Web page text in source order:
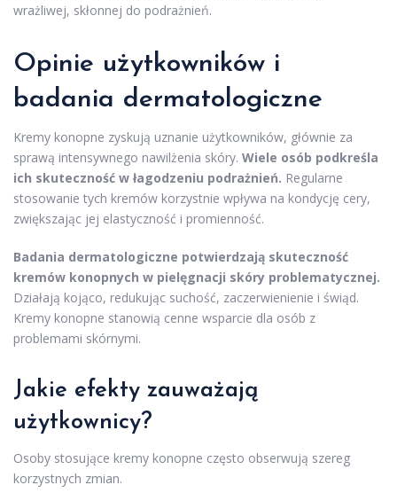
wrażliwej, skłonnej do podrażnień.
Opinie użytkowników i
badania dermatologiczne
Kremy konopne zyskują uznanie użytkowników, głównie za
sprawą intensywnego nawilżenia skóry. Wiele osób podkreśla
ich skuteczność w łagodzeniu podrażnień. Regularne
stosowanie tych kremów korzystnie wpływa na kondycję cery,
zwiększając jej elastyczność i promienność.
Badania dermatologiczne potwierdzają skuteczność
kremów konopnych w pielęgnacji skóry problematycznej.
Działają kojąco, redukując suchość, zaczerwienienie i świąd.
Kremy konopne stanowią cenne wsparcie dla osób z
problemami skórnymi.
Jakie efekty zauważają
użytkownicy?
Osoby stosujące kremy konopne często obserwują szereg
korzystnych zmian.